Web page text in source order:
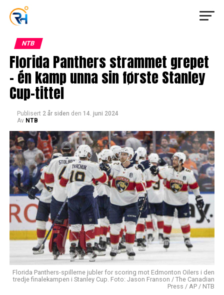
NTB
Florida Panthers strammet grepet
– én kamp unna sin første Stanley
Cup-tittel
Publisert 2 år siden den 14. juni 2024
Av NTB
Florida Panthers-spillerne jubler for scoring mot Edmonton Oilers i den
tredje finalekampen i Stanley Cup. Foto: Jason Franson / The Canadian
Press / AP / NTB